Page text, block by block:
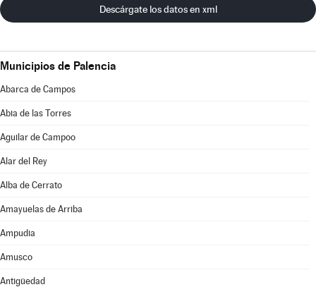
Descárgate los datos en xml
Municipios de Palencia
Abarca de Campos
Abia de las Torres
Aguilar de Campoo
Alar del Rey
Alba de Cerrato
Amayuelas de Arriba
Ampudia
Amusco
Antigüedad